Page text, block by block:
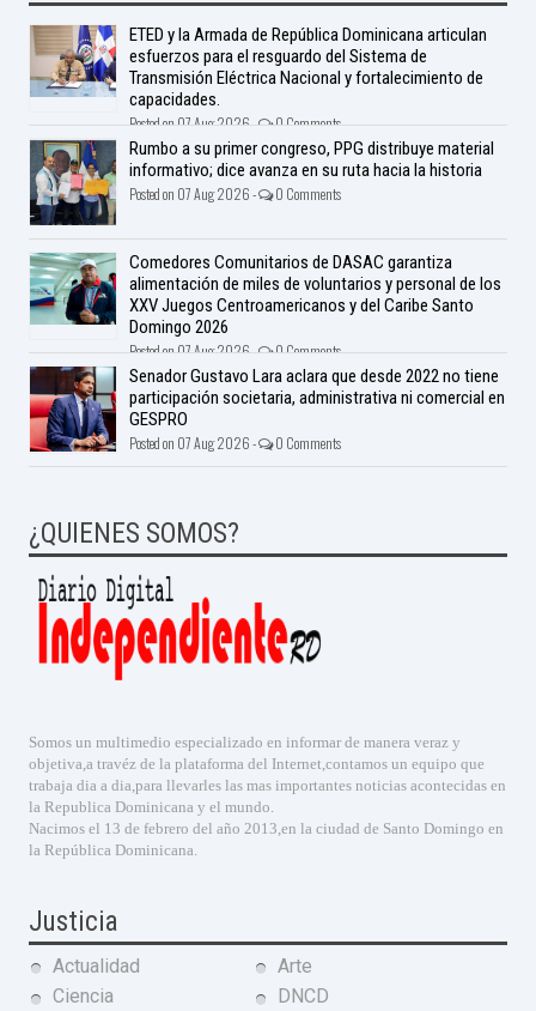
ETED y la Armada de República Dominicana articulan
esfuerzos para el resguardo del Sistema de
Transmisión Eléctrica Nacional y fortalecimiento de
capacidades.
Posted on 07 Aug 2026 - 0 Comments
Rumbo a su primer congreso, PPG distribuye material
informativo; dice avanza en su ruta hacia la historia
Posted on 07 Aug 2026 - 0 Comments
Comedores Comunitarios de DASAC garantiza
alimentación de miles de voluntarios y personal de los
XXV Juegos Centroamericanos y del Caribe Santo
Domingo 2026
Posted on 07 Aug 2026 - 0 Comments
Senador Gustavo Lara aclara que desde 2022 no tiene
participación societaria, administrativa ni comercial en
GESPRO
Posted on 07 Aug 2026 - 0 Comments
¿QUIENES SOMOS?
Somos un multimedio especializado en informar de manera veraz y
objetiva,a travéz de la plataforma del Internet,contamos un equipo que
trabaja dia a dia,para llevarles las mas importantes noticias acontecidas en
la Republica Dominicana y el mundo.
Nacimos el 13 de febrero del año 2013,en la ciudad de Santo Domingo en
la República Dominicana.
Justicia
Actualidad
Arte
Ciencia
DNCD